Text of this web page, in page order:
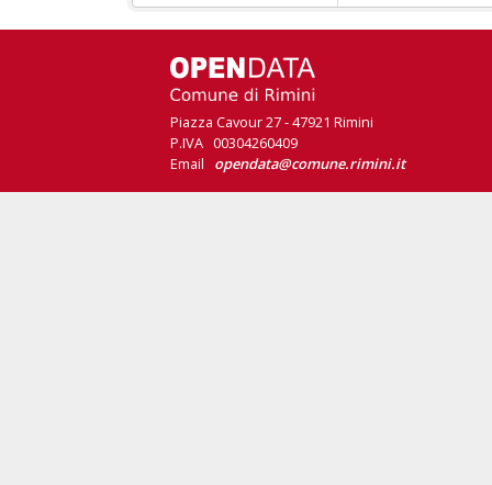
Piazza Cavour 27 - 47921 Rimini
P.IVA 00304260409
Email opendata@comune.rimini.it